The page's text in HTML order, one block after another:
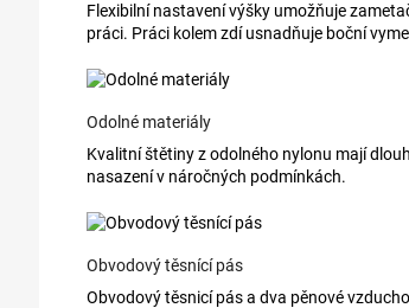
Flexibilní nastavení výšky umožňuje
práci. Práci kolem zdí usnadňuje boční
Odolné materiály
Kvalitní štětiny z odolného nylonu mají
nasazení v náročných podmínkách.
Obvodový těsnící pás
Obvodový těsnicí pás a dva pěnové